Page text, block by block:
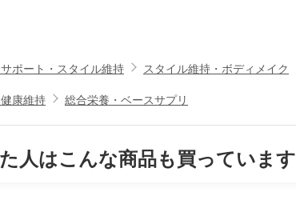
ポート・スタイル維持
スタイル維持・ボディメイク
康維持 総合栄養・ベースサプリ
人はこんな商品も買っています